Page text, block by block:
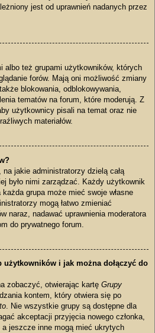
jest od uprawnień nadanych przez
albo też grupami użytkowników, których
forów. Mają oni możliwość zmiany
blokowania, odblokowywania,
tematów na forum, które moderują. Z
użytkownicy pisali na temat oraz nie
materiałów.
jakie administratorzy dzielą całą
było nimi zarządzać. Każdy użytkownik
grupa może mieć swoje własne
mogą łatwo zmieniać
naraz, nadawać uprawnienia moderatora
do prywatnego forum.
i jak można dołączyć do
zobaczyć, otwierając kartę Grupy
kontem, który otwiera się po
. Nie wszystkie grupy są dostępne dla
akceptacji przyjęcia nowego członka,
jeszcze inne mogą mieć ukrytych